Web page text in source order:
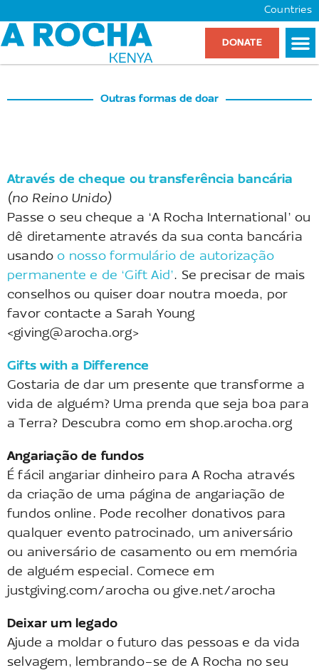
Countries
DONATE
Outras formas de doar
Através de cheque ou transferência bancária
(no Reino Unido)
Passe o seu cheque a ‘A Rocha International’ ou
dê diretamente através da sua conta bancária
usandoo nosso formulário de autorização
permanente e de ‘Gift Aid’. Se precisar de mais
conselhos ou quiser doar noutra moeda, por
favor contacte a Sarah Young
<giving@arocha.org>
Gifts with a Difference
Gostaria de dar um presente que transforme a
vida de alguém? Uma prenda que seja boa para
a Terra? Descubra como em shop.arocha.org
Angariação de fundos
É fácil angariar dinheiro para A Rocha através
da criação de uma página de angariação de
fundos online. Pode recolher donativos para
qualquer evento patrocinado, um aniversário
ou aniversário de casamento ou em memória
de alguém especial. Comece em
justgiving.com/arocha ou give.net/arocha
Deixar um legado
Ajude a moldar o futuro das pessoas e da vida
selvagem, lembrando-se de A Rocha no seu